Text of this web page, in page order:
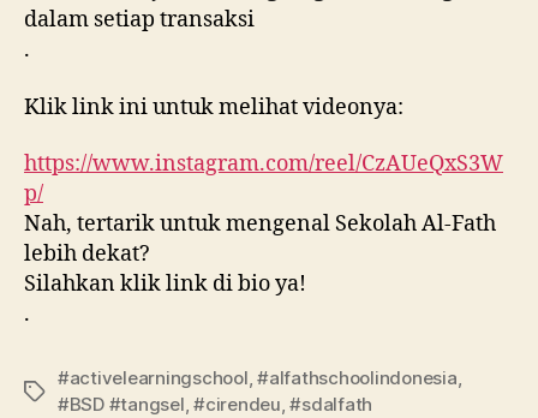
dalam setiap transaksi
.
Klik link ini untuk melihat videonya:
https://www.instagram.com/reel/CzAUeQxS3W
p/
Nah, tertarik untuk mengenal Sekolah Al-Fath
lebih dekat?
Silahkan klik link di bio ya!
.
#activelearningschool,#alfathschoolindonesia,
#BSD #tangsel,#cirendeu,#sdalfath